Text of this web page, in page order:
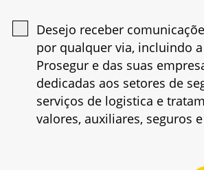
Desejo receber
por qualquer via, incluindo
Prosegur e das suas
dedicadas aos setores de
serviços de logistica e
valores, auxiliares, seguros